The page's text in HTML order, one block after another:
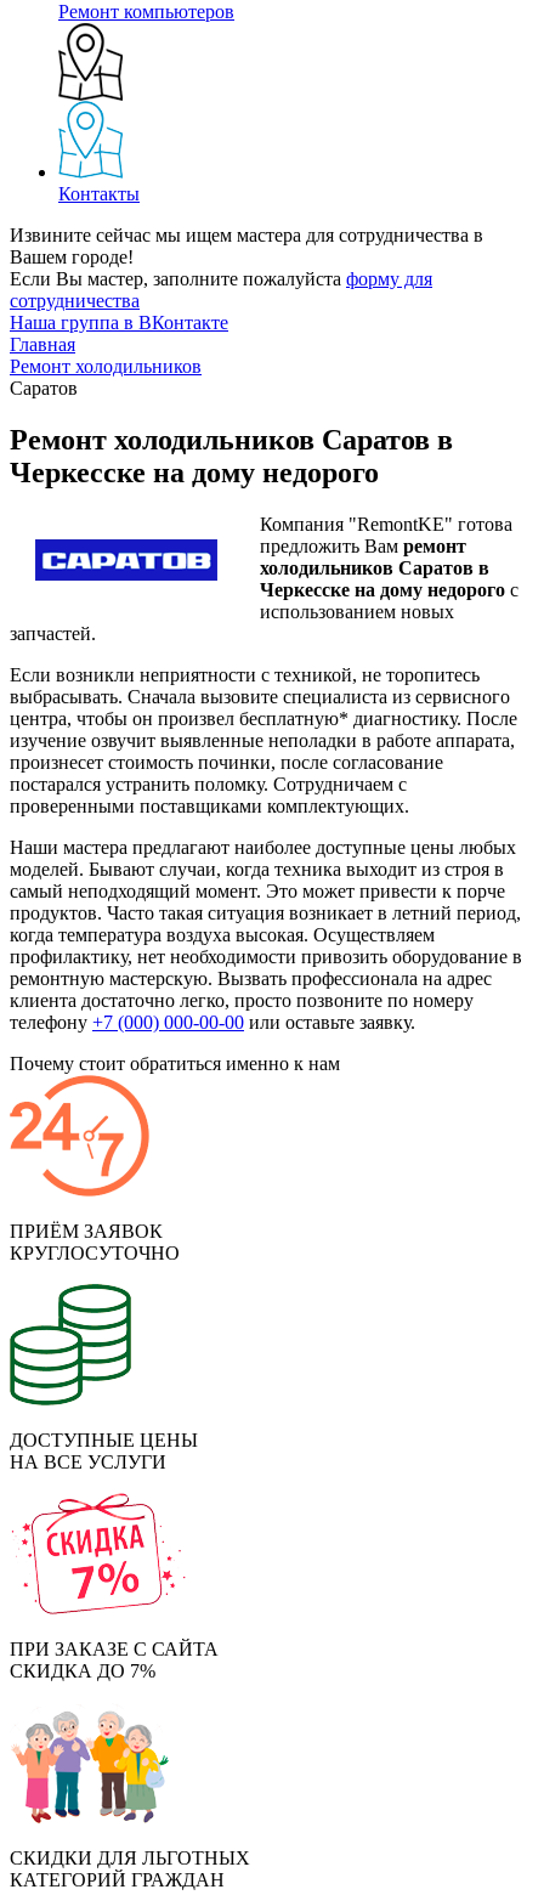
Ремонт компьютеров
Контакты
Извините сейчас мы ищем мастера для сотрудничества в
Вашем городе!
Если Вы мастер, заполните пожалуйста форму для
сотрудничества
Наша группа в ВКонтакте
Главная
Ремонт холодильников
Саратов
Ремонт холодильников Саратов в
Черкесске на дому недорого
Компания "RemontKE" готова
предложить Вам ремонт
холодильников Саратов в
Черкесске на дому недорого с
использованием новых
запчастей.
Если возникли неприятности с техникой, не торопитесь
выбрасывать. Сначала вызовите специалиста из сервисного
центра, чтобы он произвел бесплатную* диагностику. После
изучение озвучит выявленные неполадки в работе аппарата,
произнесет стоимость починки, после согласование
постарался устранить поломку. Сотрудничаем с
проверенными поставщиками комплектующих.
Наши мастера предлагают наиболее доступные цены любых
моделей. Бывают случаи, когда техника выходит из строя в
самый неподходящий момент. Это может привести к порче
продуктов. Часто такая ситуация возникает в летний период,
когда температура воздуха высокая. Осуществляем
профилактику, нет необходимости привозить оборудование в
ремонтную мастерскую. Вызвать профессионала на адрес
клиента достаточно легко, просто позвоните по номеру
телефону +7 (000) 000-00-00 или оставьте заявку.
Почему стоит обратиться именно к нам
ПРИЁМ ЗАЯВОК
КРУГЛОСУТОЧНО
ДОСТУПНЫЕ ЦЕНЫ
НА ВСЕ УСЛУГИ
ПРИ ЗАКАЗЕ С САЙТА
СКИДКА ДО 7%
СКИДКИ ДЛЯ ЛЬГОТНЫХ
КАТЕГОРИЙ ГРАЖДАН